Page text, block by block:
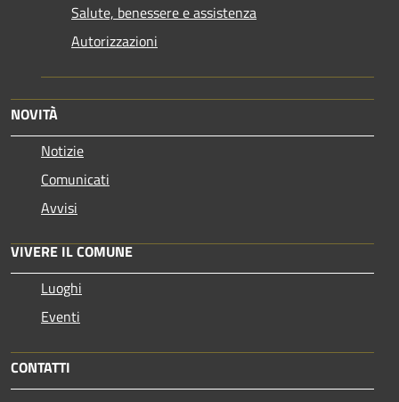
Salute, benessere e assistenza
Autorizzazioni
NOVITÀ
Notizie
Comunicati
Avvisi
VIVERE IL COMUNE
Luoghi
Eventi
CONTATTI